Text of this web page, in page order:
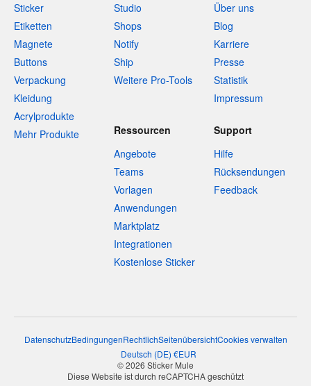
Sticker
Etiketten
Magnete
Buttons
Verpackung
Kleidung
Acrylprodukte
Mehr Produkte
Studio
Shops
Notify
Ship
Weitere Pro-Tools
Über uns
Blog
Karriere
Presse
Statistik
Impressum
Ressourcen
Angebote
Teams
Vorlagen
Anwendungen
Marktplatz
Integrationen
Kostenlose Sticker
Support
Hilfe
Rücksendungen
Feedback
DatenschutzBedingungenRechtlichSeitenübersichtCookies verwalten
Deutsch (DE) €EUR
© 2026 Sticker Mule
Diese Website ist durch reCAPTCHA geschützt